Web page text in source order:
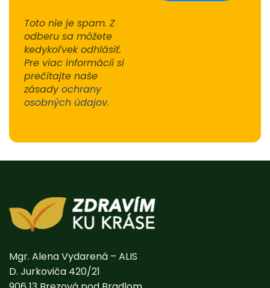
Toto nie je spam. Z
odberu sa môžete
kedykoľvek odhlásiť.
Pre viac informácií si
prečítajte naše
zásadyochrany
osobných údajov.
Mgr. Alena Vydarená – ALIS
D. Jurkoviča 420/21